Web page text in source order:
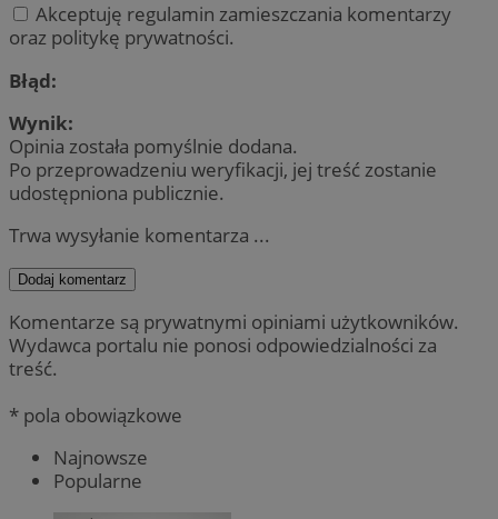
Akceptuję regulamin zamieszczania komentarzy
oraz politykę prywatności.
Błąd:
Wynik:
Opinia została pomyślnie dodana.
Po przeprowadzeniu weryfikacji, jej treść zostanie
udostępniona publicznie.
Trwa wysyłanie komentarza ...
Dodaj komentarz
Komentarze są prywatnymi opiniami użytkowników.
Wydawca portalu nie ponosi odpowiedzialności za
treść.
* pola obowiązkowe
Najnowsze
Popularne